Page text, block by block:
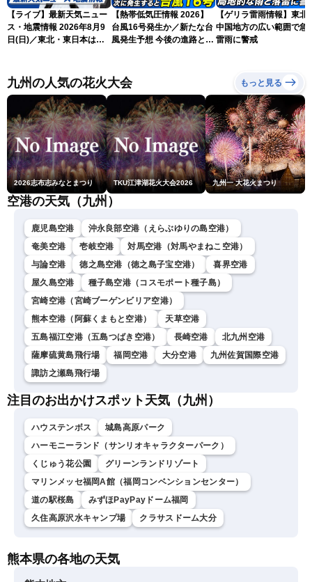
【ライブ】最新天気ニュー
ス・地震情報 2026年8月9
日(日)／東北・東日本は急
ム・青原桃香／山口剛央〉
【熱帯低気圧情報 2026】
台風16号発生か／新たな台
風発生予想 今後の進路と日
【ゲリラ雷雨情報】東北
中国地方の広い範囲で急
雷雨に警戒
九州の人気の花火大会 もっと見る
2026志布志みなとまつり TKU江津湖花火大会2026 九州一 大花火まつり
空港の天気（九州）
鹿児島空港
沖永良部空港（えらぶゆりの島空港）
奄美空港
壱岐空港
対馬空港（対馬やまねこ空港）
与論空港
徳之島空港（徳之島子宝空港）
喜界空港
屋久島空港
種子島空港（コスモポート種子島）
宮崎空港（宮崎ブーゲンビリア空港）
熊本空港（阿蘇くまもと空港）
天草空港
五島福江空港（五島つばき空港）
長崎空港
北九州空港
薩摩硫黄島飛行場
福岡空港 大分空港
九州佐賀国際空港
諏訪之瀬島飛行場
注目のお出かけスポット天気（九州）
ハウステンボス
城島高原パーク
ハーモニーランド（サンリオキャラクターパーク）
くじゅう花公園
グリーンランドリゾート
マリンメッセ福岡A館（福岡コンベンションセンター）
道の駅桜島
みずほPayPayドーム福岡
久住高原沢水キャンプ場
クラサスドーム大分
熊本県の各地の天気